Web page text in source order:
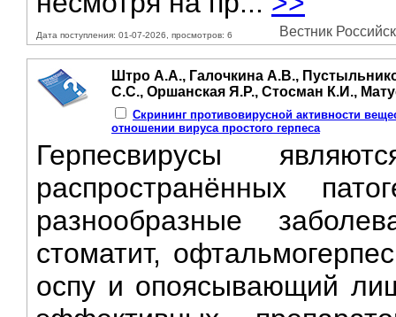
Дата поступления: 01-07-2026, просмотров: 6 Вестник
Штро А.А., Галочкина А.В.,
С.С., Оршанская Я.Р., Стосман К.И.,
Скрининг противовирусной активности
отношении вируса простого герпеса
Герпесвирусы
распространённых
разнообразные
стоматит,
оспу и опоясывающий